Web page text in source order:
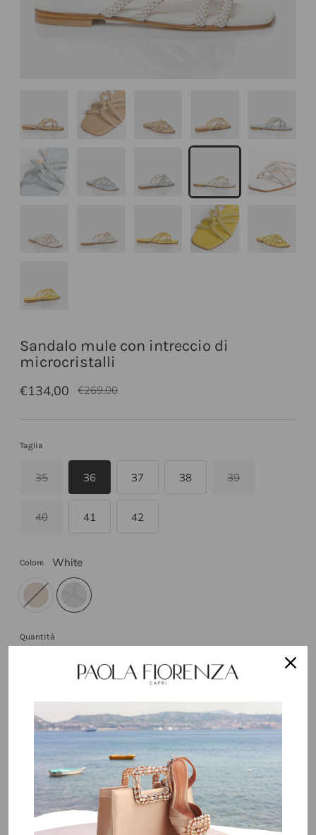
Sandalo mule con intreccio di
microcristalli
€134,00
Prezzo
€269,00
Taglia
35 36 37 38 39
40 41 42
Colore White
Quantità
Tacco altezza 10 mm
Tacco cuoio con gomma antiscivolo
Suola in cuoio toscano con logo
Handmadein Italy
AGGIUNGI AL CARRELLO